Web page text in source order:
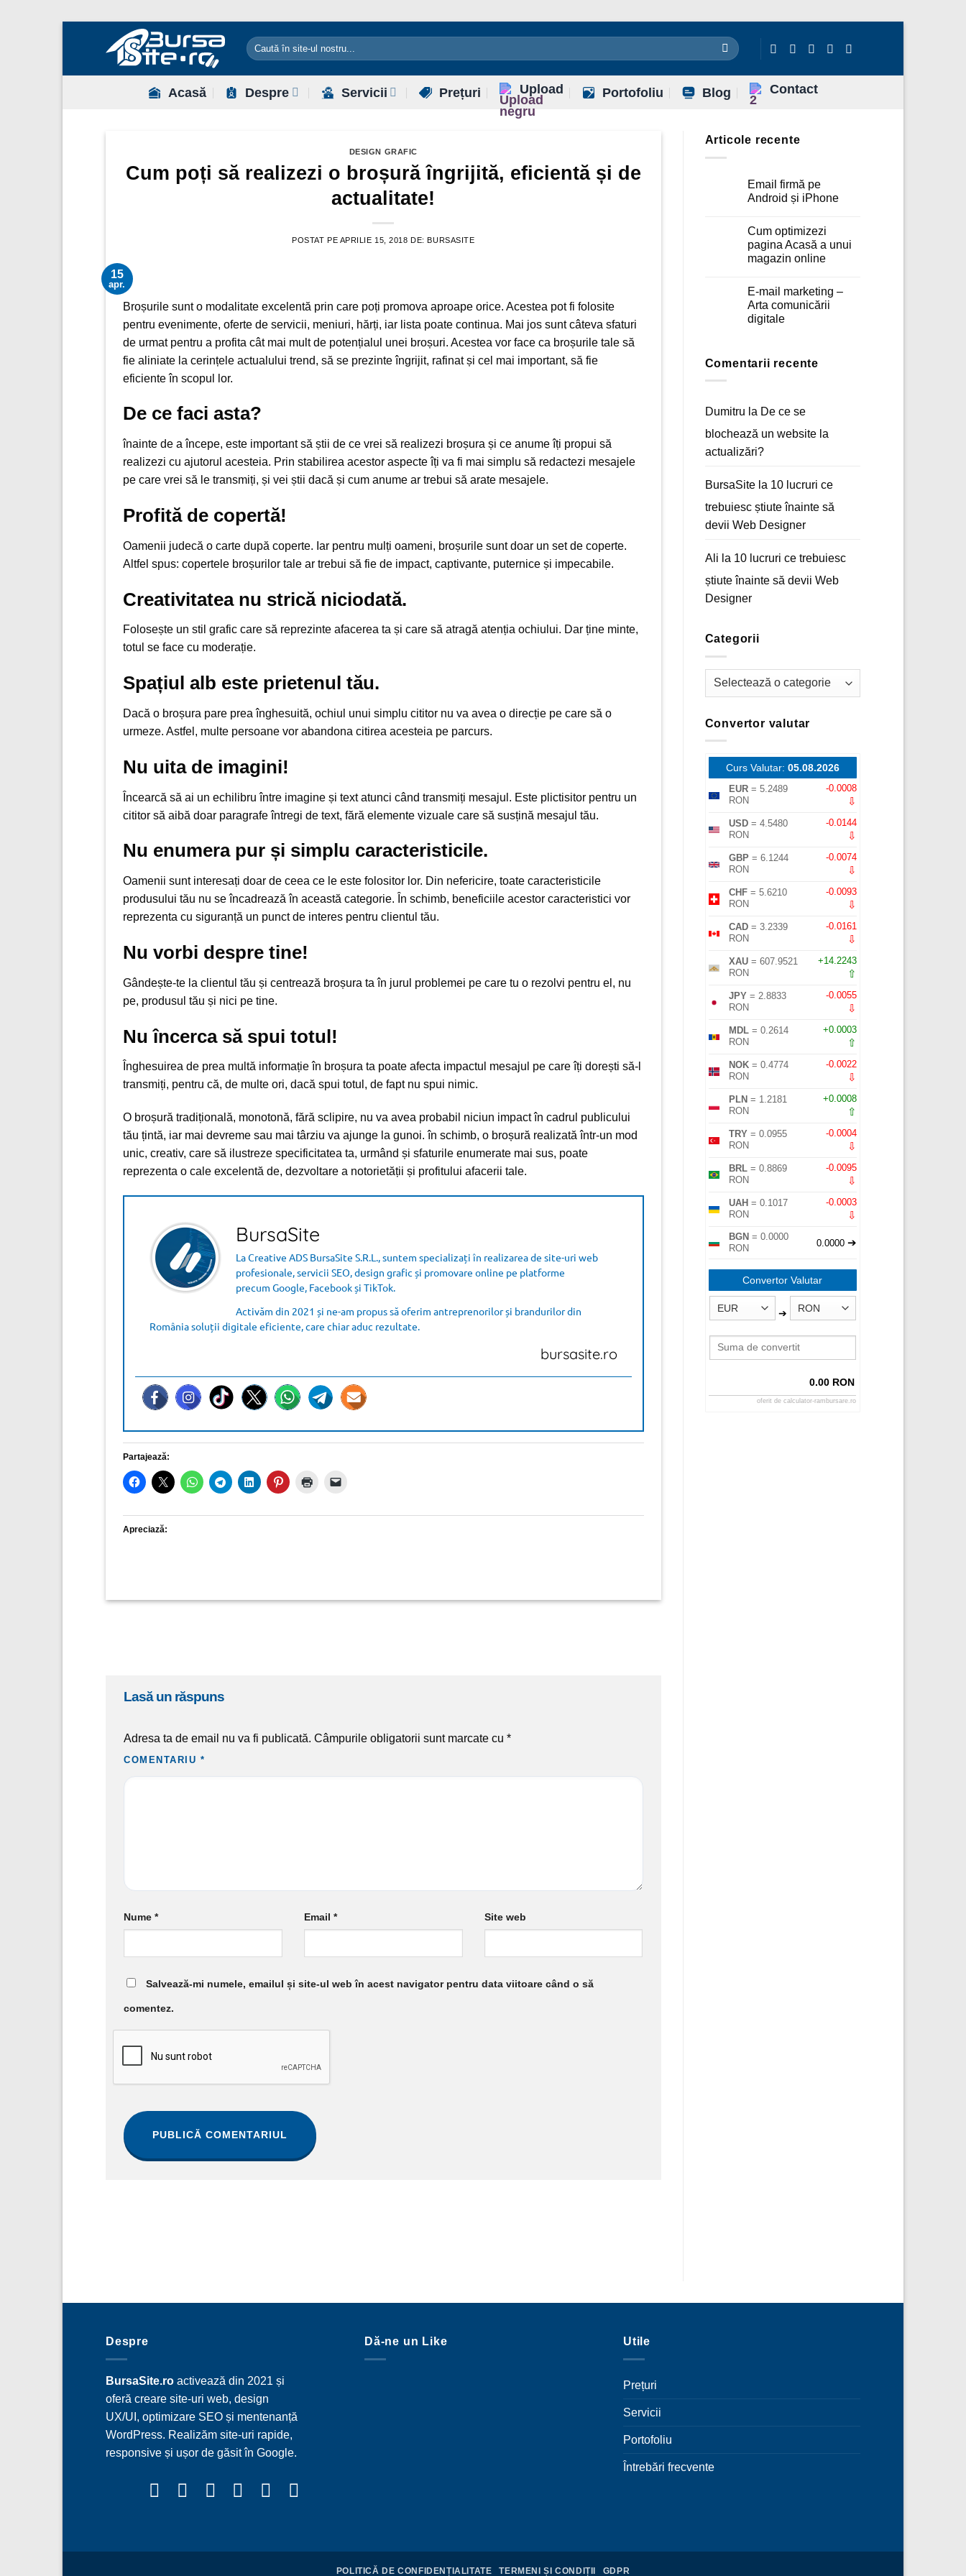
Acasă Despre Servicii Prețuri Upload Portofoliu Blog Contact
DESIGN GRAFIC
Cum poți să realizezi o broșură îngrijită, eficientă și de
actualitate!
POSTAT PE APRILIE 15, 2018 DE:BURSASITE
15
apr.
Broșurile sunt o modalitate excelentă prin care poți promova aproape orice. Acestea pot fi folosite
pentru evenimente, oferte de servicii, meniuri, hărți, iar lista poate continua. Mai jos sunt câteva sfaturi
de urmat pentru a profita cât mai mult de potențialul unei broșuri. Acestea vor face ca broșurile tale să
fie aliniate la cerințele actualului trend, să se prezinte îngrijit, rafinat și cel mai important, să fie
eficiente în scopul lor.
De ce faci asta?
înainte de a începe, este important să știi de ce vrei să realizezi broșura și ce anume îți propui să
realizezi cu ajutorul acesteia. Prin stabilirea acestor aspecte îți va fi mai simplu să redactezi mesajele
pe care vrei să le transmiți, și vei știi dacă și cum anume ar trebui să arate mesajele.
Profită de copertă!
Oamenii judecă o carte după coperte. Iar pentru mulți oameni, broșurile sunt doar un set de coperte.
Altfel spus: copertele broșurilor tale ar trebui să fie de impact, captivante, puternice și impecabile.
Creativitatea nu strică niciodată.
Folosește un stil grafic care să reprezinte afacerea ta și care să atragă atenția ochiului. Dar ține minte,
totul se face cu moderație.
Spațiul alb este prietenul tău.
Dacă o broșura pare prea înghesuită, ochiul unui simplu cititor nu va avea o direcție pe care să o
urmeze. Astfel, multe persoane vor abandona citirea acesteia pe parcurs.
Nu uita de imagini!
Încearcă să ai un echilibru între imagine și text atunci când transmiți mesajul. Este plictisitor pentru un
cititor să aibă doar paragrafe întregi de text, fără elemente vizuale care să susțină mesajul tău.
Nu enumera pur și simplu caracteristicile.
Oamenii sunt interesați doar de ceea ce le este folositor lor. Din nefericire, toate caracteristicile
produsului tău nu se încadrează în această categorie. În schimb, beneficiile acestor caracteristici vor
reprezenta cu siguranță un punct de interes pentru clientul tău.
Nu vorbi despre tine!
Gândește-te la clientul tău și centrează broșura ta în jurul problemei pe care tu o rezolvi pentru el, nu
pe, produsul tău și nici pe tine.
Nu încerca să spui totul!
Înghesuirea de prea multă informație în broșura ta poate afecta impactul mesajul pe care îți dorești să-l
transmiți, pentru că, de multe ori, dacă spui totul, de fapt nu spui nimic.
O broșură tradițională, monotonă, fără sclipire, nu va avea probabil niciun impact în cadrul publicului
tău țintă, iar mai devreme sau mai târziu va ajunge la gunoi. în schimb, o broșură realizată într-un mod
unic, creativ, care să ilustreze specificitatea ta, urmând și sfaturile enumerate mai sus, poate
reprezenta o cale excelentă de, dezvoltare a notorietății și profitului afacerii tale.
BursaSite
La Creative ADS BursaSite S.R.L., suntem specializați în realizarea de site-uri web
profesionale, servicii SEO, design grafic și promovare online pe platforme
precum Google, Facebook și TikTok.
Activăm din 2021 și ne-am propus să oferim antreprenorilor și brandurilor din
România soluții digitale eficiente, care chiar aduc rezultate.
bursasite.ro
Partajează:
Apreciază:
lasă un răspuns
Adresa ta de email nu va fi publicată. Câmpurile obligatorii sunt marcate cu *
COMENTARIU *
Nume * Email * Site web
Salvează-mi numele, emailul și site-ul web în acest navigator pentru data viitoare când o să
comentez.
Articole recente
Email firmă pe
Android și iPhone
la
firmă
pe
iPhone
Cum optimizezi
pagina Acasă a unui
magazin online
la
Cum
optimizezi
pagina
online
E-mail marketing –
Arta comunicării
digitale
E-
mail
comunicării
digitale
Comentarii recente
Dumitru la De ce se
blochează un website la
actualizări?
BursaSitela 10 lucruri ce
trebuiesc știute înainte să
devii Web Designer
Ali la 10 lucruri ce trebuiesc
știute înainte să devii Web
Designer
Categorii
Categorii
Convertor valutar
Curs Valutar: 05.08.2026
EUR= 5.2489
RON
-0.0008
⇩
USD= 4.5480
RON
-0.0144
⇩
GBP= 6.1244
RON
-0.0074
⇩
CHF= 5.6210
RON
-0.0093
⇩
CAD= 3.2339
RON
-0.0161
⇩
XAU= 607.9521
RON
+14.2243
⇧
JPY = 2.8833
RON
-0.0055
⇩
MDL= 0.2614
RON
+0.0003
⇧
NOK= 0.4774
RON
-0.0022
⇩
PLN = 1.2181
RON
+0.0008
⇧
TRY = 0.0955
RON
-0.0004
⇩
BRL= 0.8869
RON
-0.0095
⇩
UAH = 0.1017
RON
-0.0003
⇩
BGN = 0.0000
RON
0.0000 ➔
Convertor Valutar
➔
0.00 RON
oferit decalculator-rambursare.ro
Despre
BursaSite.ro activează din 2021 și
oferă creare site-uri web, design
UX/UI, optimizare SEO și mentenanță
WordPress. Realizăm site-uri rapide,
responsive și ușor de găsit în Google.
Dă-ne un Like Utile
Prețuri
Servicii
Portofoliu
Întrebări frecvente
POLITICĂ DE CONFIDENȚIALITATE TERMENI ȘI CONDIȚII GDPR